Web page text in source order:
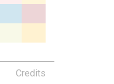
Credits